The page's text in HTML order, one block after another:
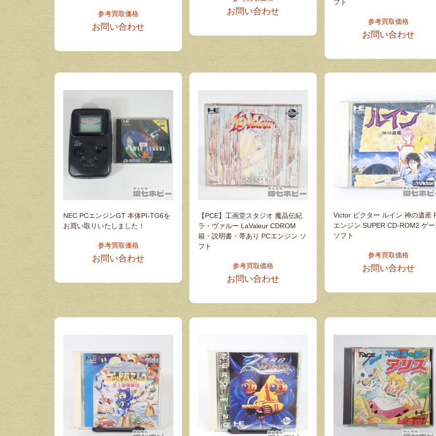
参考買取価格
お問い合わせ
お問い合わせ
フト
参考買取価格
お問い合わせ
NEC PCエンジンGT 本体PI-TG6を
お買い取りいたしました！
参考買取価格
お問い合わせ
【PCE】工画堂スタジオ 魔晶伝紀
ラ・ヴァルー LaValeur CDROM
箱・説明書・帯あり PCエンジン ソ
フト
参考買取価格
お問い合わせ
Victor ビクター ルイン 神の遺産
エンジン SUPER CD-ROM2 ゲ
ソフト
参考買取価格
お問い合わせ